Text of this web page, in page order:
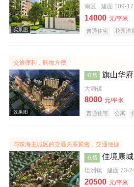
效果图
效果图
南区 建面 109-
14000 元/平米
普通住宅 花园洋
交通便利，购物方便
在售 旗山华府
大涌镇
8000 元/平米
普通住宅 公寓
与珠海主城区的交通关系紧密，交通便捷
在售 佳境康城
坦洲镇 建面 73-
20500 元/平米